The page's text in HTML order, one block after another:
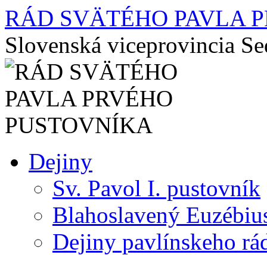
RÁD SVÄTÉHO PAVLA
Slovenská viceprovincia
Preskočiť
na
Dejiny
Sv. Pavol I. pustovník
Blahoslavený
Dejiny pavlínskeho